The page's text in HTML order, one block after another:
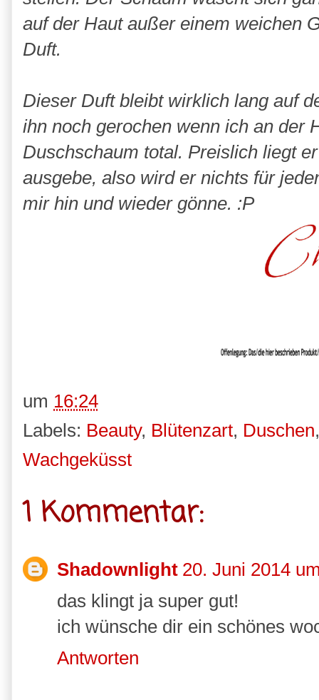
auf der Haut außer einem weichen
Duft.
Dieser Duft bleibt wirklich lang auf
ihn noch gerochen wenn ich an der
Duschschaum total. Preislich liegt
ausgebe, also wird er nichts für
mir hin und wieder gönne. :P
um 16:24
Labels: Beauty, Blütenzart, Duschen
Wachgeküsst
1 Kommentar:
Shadownlight 20. Juni 2014
das klingt ja super gut!
ich wünsche dir ein schönes
Antworten